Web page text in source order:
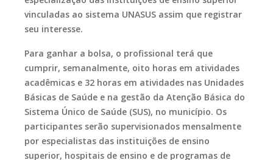
vinculadas ao sistema UNASUS assim que registrar
seu interesse.
Para ganhar a bolsa, o profissional terá que
cumprir, semanalmente, oito horas em atividades
acadêmicas e 32 horas em atividades nas Unidades
Básicas de Saúde e na gestão da Atenção Básica do
Sistema Único de Saúde (SUS), no município. Os
participantes serão supervisionados mensalmente
por especialistas das instituições de ensino
superior, hospitais de ensino e de programas de